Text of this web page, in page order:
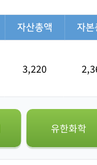
자산총액 자본
3,220
유한화학